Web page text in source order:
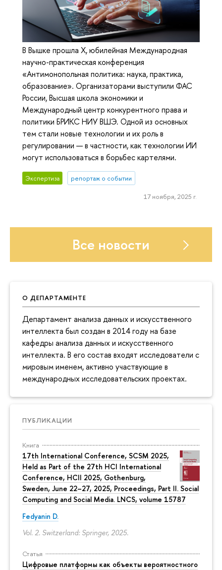
О ДЕПАРТАМЕНТЕ
Департамент анализа данных и искусственного
интеллекта был создан в 2014 году на базе
кафедры анализа данных и искусственного
интеллекта. В его состав входят исследователи с
мировым именем, активно участвующие в
международных исследовательских проектах.
ПУБЛИКАЦИИ
Книга
17th International Conference, SCSM 2025,
Held as Part of the 27th HCI International
Conference, HCII 2025, Gothenburg,
Sweden, June 22–27, 2025, Proceedings, Part II. Social
Computing and Social Media. LNCS, volume 15787
Fedyanin D.
Vol. 2. Switzerland: Springer, 2025.
Статья
Цифровые платформы как объекты вероятностного
В Вышке прошла X, юбилейная Международная
научно-практическая конференция
«Антимонопольная политика: наука, практика,
образование». Организаторами выступили ФАС
России, Высшая школа экономики и
Международный центр конкурентного права и
политики БРИКС НИУ ВШЭ. Одной из основных
тем стали новые технологии и их роль в
регулировании — в частности, как технологии ИИ
могут использоваться в борьбес картелями.
Экспертиза репортаж о событии
17 ноября, 2025 г.
Все новости